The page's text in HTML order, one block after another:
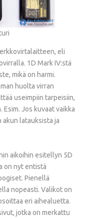
eli
1D Mark IV:stä
mikä on harmi.
huolta virran
useimpiin tarpeisiin,
Jos kuvaat vaikka
akun latauksista ja
aikoihin esitellyn 5D
on nyt entistä
Pienellä
nopeasti. Valikot on
eri aihealuetta.
jotka on merkattu